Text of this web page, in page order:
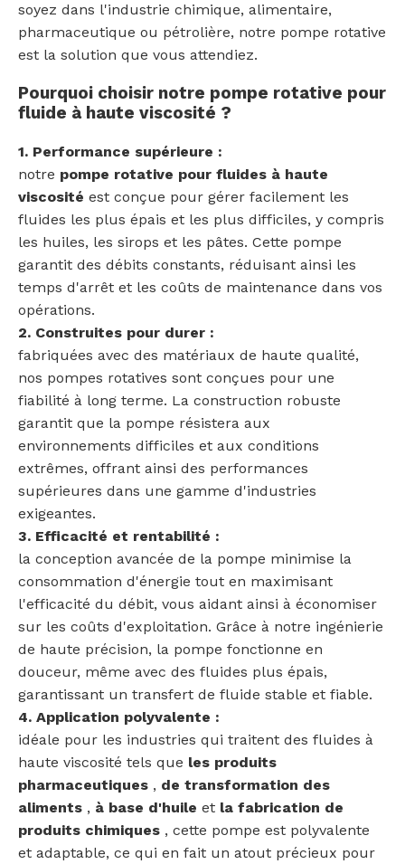
soyez dans l'industrie chimique, alimentaire,
pharmaceutique ou pétrolière, notre pompe rotative
est la solution que vous attendiez.
Pourquoi choisir notre pompe rotative pour
fluide à haute viscosité ?
1. Performance supérieure :
notre pompe rotative pour fluides à haute
viscosité est conçue pour gérer facilement les
fluides les plus épais et les plus difficiles, y compris
les huiles, les sirops et les pâtes. Cette pompe
garantit des débits constants, réduisant ainsi les
temps d'arrêt et les coûts de maintenance dans vos
opérations.
2. Construites pour durer :
fabriquées avec des matériaux de haute qualité,
nos pompes rotatives sont conçues pour une
fiabilité à long terme. La construction robuste
garantit que la pompe résistera aux
environnements difficiles et aux conditions
extrêmes, offrant ainsi des performances
supérieures dans une gamme d'industries
exigeantes.
3. Efficacité et rentabilité :
la conception avancée de la pompe minimise la
consommation d'énergie tout en maximisant
l'efficacité du débit, vous aidant ainsi à économiser
sur les coûts d'exploitation. Grâce à notre ingénierie
de haute précision, la pompe fonctionne en
douceur, même avec des fluides plus épais,
garantissant un transfert de fluide stable et fiable.
4. Application polyvalente :
idéale pour les industries qui traitent des fluides à
haute viscosité tels que les produits
pharmaceutiques , de transformation des
aliments , à base d'huile et la fabrication de
produits chimiques , cette pompe est polyvalente
et adaptable, ce qui en fait un atout précieux pour